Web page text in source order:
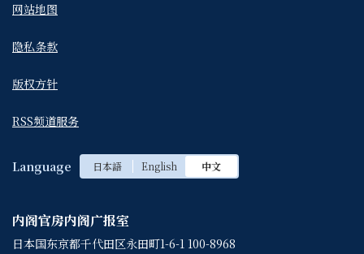
网站地图
隐私条款
版权方针
RSS频道服务
Language 日本語 English 中文
内阁官房内阁广报室
日本国东京都千代田区永田町1-6-1 100-8968